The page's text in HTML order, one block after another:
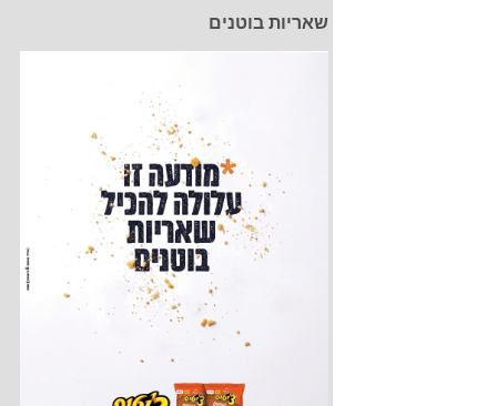
שאריות בוטנים